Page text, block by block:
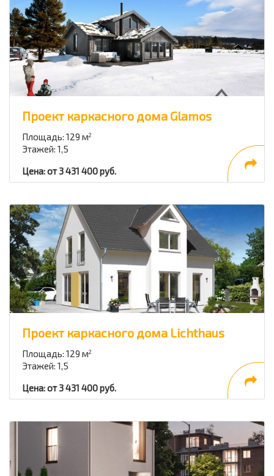
Проект каркасного дома Glamos
Площадь: 129 м2
Этажей: 1,5
Цена: от 3 431 400 руб.
Проект каркасного дома Lichthaus
Площадь: 129 м2
Этажей: 1,5
Цена: от 3 431 400 руб.